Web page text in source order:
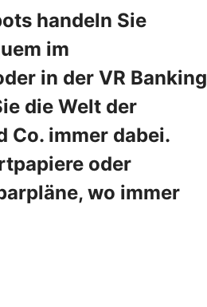
handeln Sie
im
in der VR Banking
die Welt der
Co. immer dabei.
oder
wo immer